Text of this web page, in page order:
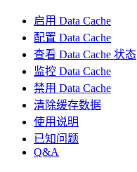
启用 Data Cache
配置 Data Cache
查看 Data Cache 状态
监控 Data Cache
禁用 Data Cache
清除缓存数据
使用说明
已知问题
Q&A